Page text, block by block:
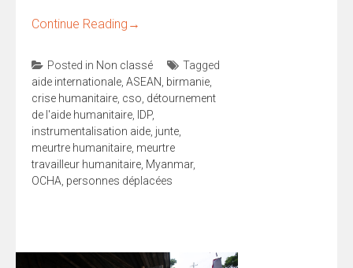
Continue Reading →
Posted in Non classé
Tagged
aide internationale ASEAN birmanie
crise humanitaire cso détournement
de l'aide humanitaire
IDP,
instrumentalisation aide junte
meurtre humanitaire meurtre
travailleur humanitaire Myanmar,
OCHA personnes déplacées